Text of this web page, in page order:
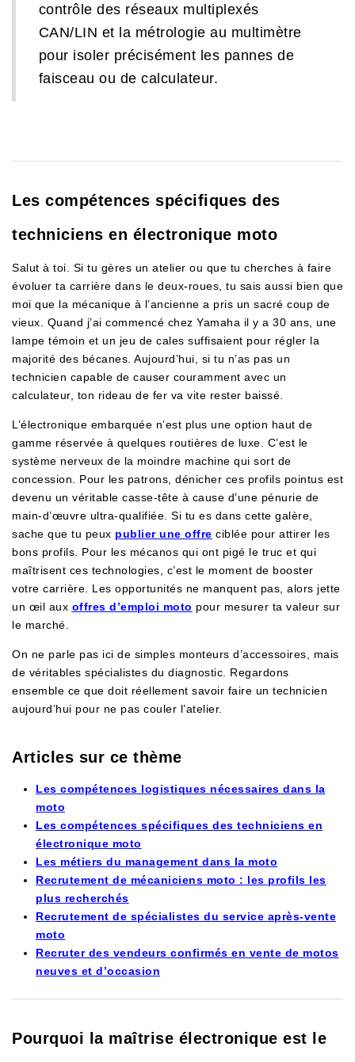
contrôle des réseaux multiplexés
CAN/LIN et la métrologie au multimètre
pour isoler précisément les pannes de
faisceau ou de calculateur.
Les compétences spécifiques des
techniciens en électronique moto
Salut à toi. Si tu gères un atelier ou que tu cherches à faire
évoluer ta carrière dans le deux-roues, tu sais aussi bien que
moi que la mécanique à l’ancienne a pris un sacré coup de
vieux. Quand j’ai commencé chez Yamaha il y a 30 ans, une
lampe témoin et un jeu de cales suffisaient pour régler la
majorité des bécanes. Aujourd’hui, si tu n’as pas un
technicien capable de causer couramment avec un
calculateur, ton rideau de fer va vite rester baissé.
L’électronique embarquée n’est plus une option haut de
gamme réservée à quelques routières de luxe. C’est le
système nerveux de la moindre machine qui sort de
concession. Pour les patrons, dénicher ces profils pointus est
devenu un véritable casse-tête à cause d’une pénurie de
main-d’œuvre ultra-qualifiée. Si tu es dans cette galère,
sache que tu peux publier une offre ciblée pour attirer les
bons profils. Pour les mécanos qui ont pigé le truc et qui
maîtrisent ces technologies, c’est le moment de booster
votre carrière. Les opportunités ne manquent pas, alors jette
un œil aux offres d’emploi moto pour mesurer ta valeur sur
le marché.
On ne parle pas ici de simples monteurs d’accessoires, mais
de véritables spécialistes du diagnostic. Regardons
ensemble ce que doit réellement savoir faire un technicien
aujourd’hui pour ne pas couler l’atelier.
Articles sur ce thème
Les compétences logistiques nécessaires dans la
moto
Les compétences spécifiques des techniciens en
électronique moto
Les métiers du management dans la moto
Recrutement de mécaniciens moto : les profils les
plus recherchés
Recrutement de spécialistes du service après-vente
moto
Recruter des vendeurs confirmés en vente de motos
neuves et d’occasion
Pourquoi la maîtrise électronique est le